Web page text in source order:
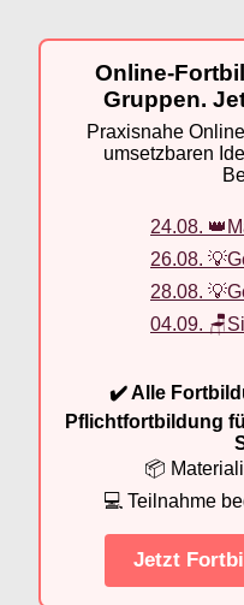
Online-
Gruppen.
Praxisnahe
umsetzbaren
24.08.
26.08.
28.08.
04.09.
✔️ Alle
Pflichtfortbildung
📦
💻 Teilnahme
Jetzt